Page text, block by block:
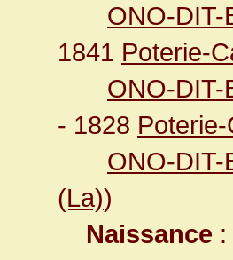
ONO-DIT-
1841 Poterie-
ONO-DIT-
- 1828
ONO-DIT-
(La))
Naissance :